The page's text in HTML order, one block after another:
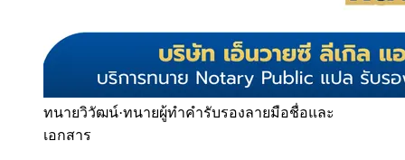
ทนายวิวัฒน์·ทนายผู้ทำคำรับรองลายมือชื่อและ
เอกสาร